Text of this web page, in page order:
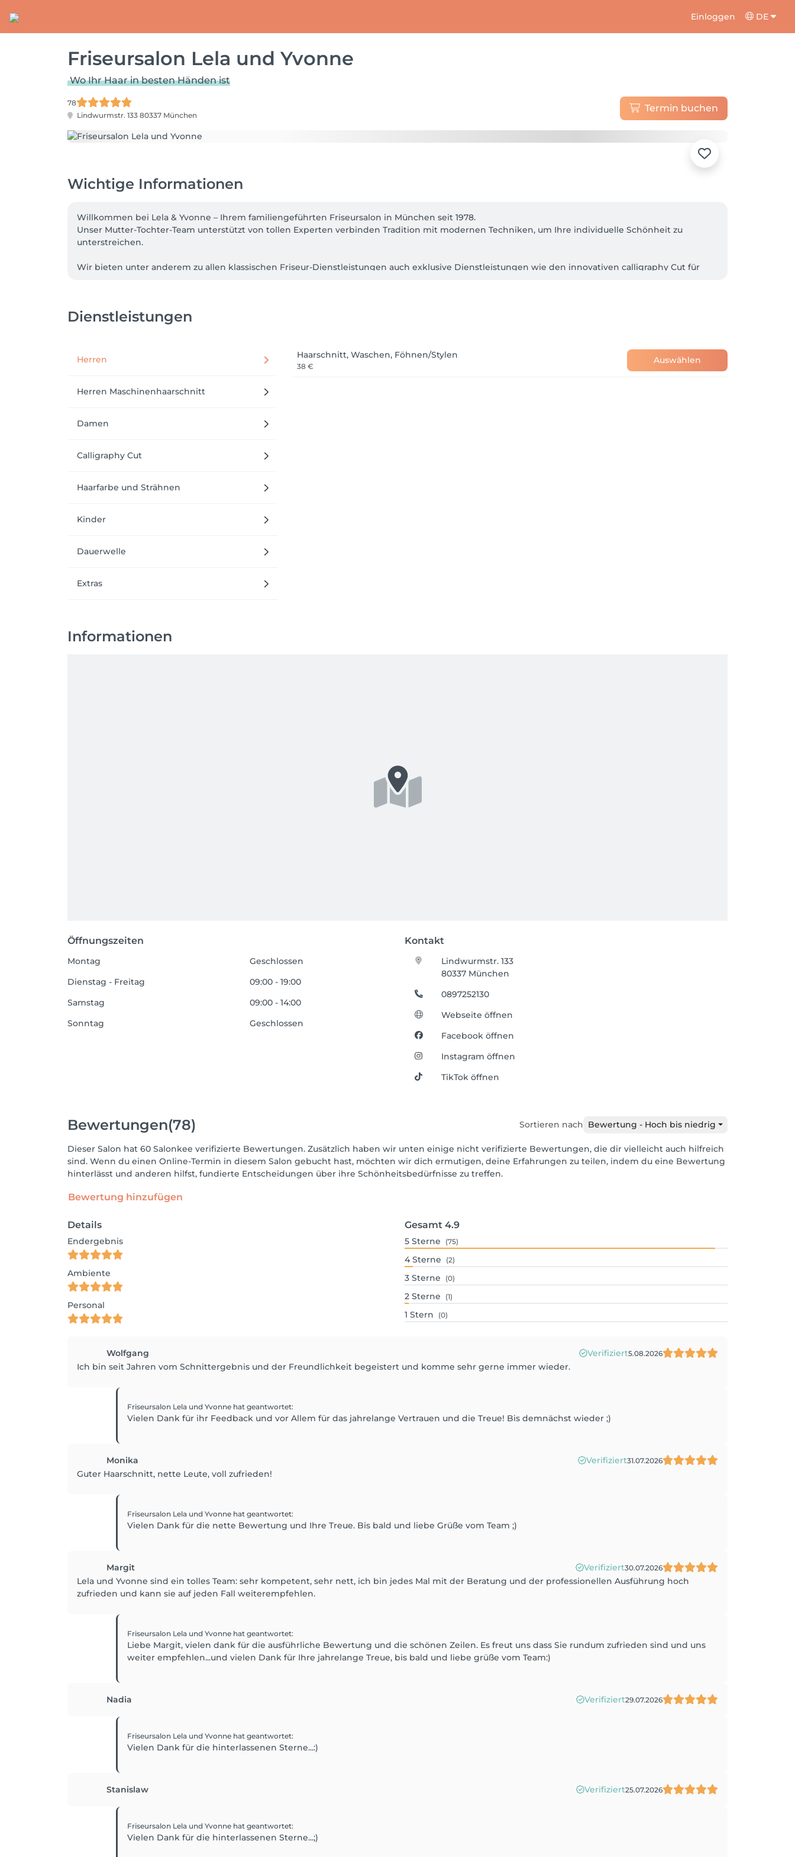
Einloggen DE
Friseursalon Lela und Yvonne
Wo Ihr Haar in besten Händen ist
78
Lindwurmstr. 133 80337 München
Termin buchen
Wichtige Informationen
Willkommen bei Lela & Yvonne – Ihrem familiengeführten Friseursalon in München seit 1978.
Unser Mutter-Tochter-Team unterstützt von tollen Experten verbinden Tradition mit modernen Techniken, um Ihre individuelle Schönheit zu
unterstreichen.
Wir bieten unter anderem zu allen klassischen Friseur-Dienstleistungen auch exklusive Dienstleistungen wie den innovativen calligraphy Cut für
Besuchen Sie uns in der Lindwurmstraße 133, nur wenige Schritte von der U-Bahn-Station Poccistraße entfernt.
Vereinbaren Sie Ihren Termin direkt hier und erleben Sie, wie wir Ihre Haarträume verwirklichen
Dienstleistungen
Herren
Herren Maschinenhaarschnitt
Damen
Calligraphy Cut
Haarfarbe und Strähnen
Kinder
Dauerwelle
Extras
Haarschnitt, Waschen, Föhnen/Stylen
38 €
Auswählen
Informationen
Öffnungszeiten Kontakt
Montag
Geschlossen
Dienstag - Freitag
09:00 - 19:00
Samstag
09:00 - 14:00
Sonntag
Geschlossen
Lindwurmstr. 133
80337 München
0897252130
Webseite öffnen
Facebook öffnen
Instagram öffnen
TikTok öffnen
Bewertungen(78) Sortieren nach Bewertung - Hoch bis niedrig
Dieser Salon hat 60 Salonkee verifizierte Bewertungen. Zusätzlich haben wir unten einige nicht verifizierte Bewertungen, die dir vielleicht auch hilfreich
sind. Wenn du einen Online-Termin in diesem Salon gebucht hast, möchten wir dich ermutigen, deine Erfahrungen zu teilen, indem du eine Bewertung
hinterlässt und anderen hilfst, fundierte Entscheidungen über ihre Schönheitsbedürfnisse zu treffen.
Bewertung hinzufügen
Details
Endergebnis
Ambiente
Personal
Gesamt 4.9
5 Sterne (75)
4 Sterne (2)
3 Sterne (0)
2 Sterne (1)
1 Stern (0)
Wolfgang Verifiziert5.08.2026
Ich bin seit Jahren vom Schnittergebnis und der Freundlichkeit begeistert und komme sehr gerne immer wieder.
Friseursalon Lela und Yvonne hat geantwortet:
Vielen Dank für ihr Feedback und vor Allem für das jahrelange Vertrauen und die Treue! Bis demnächst wieder ;)
Monika Verifiziert31.07.2026
Guter Haarschnitt, nette Leute, voll zufrieden!
Friseursalon Lela und Yvonne hat geantwortet:
Vielen Dank für die nette Bewertung und Ihre Treue. Bis bald und liebe Grüße vom Team ;)
Margit Verifiziert30.07.2026
Lela und Yvonne sind ein tolles Team: sehr kompetent, sehr nett, ich bin jedes Mal mit der Beratung und der professionellen Ausführung hoch
zufrieden und kann sie auf jeden Fall weiterempfehlen.
Friseursalon Lela und Yvonne hat geantwortet:
Liebe Margit, vielen dank für die ausführliche Bewertung und die schönen Zeilen. Es freut uns dass Sie rundum zufrieden sind und uns
weiter empfehlen...und vielen Dank für Ihre jahrelange Treue, bis bald und liebe grüße vom Team:)
Nadia Verifiziert29.07.2026
Friseursalon Lela und Yvonne hat geantwortet:
Vielen Dank für die hinterlassenen Sterne...:)
Stanislaw Verifiziert25.07.2026
Friseursalon Lela und Yvonne hat geantwortet:
Vielen Dank für die hinterlassenen Sterne...;)